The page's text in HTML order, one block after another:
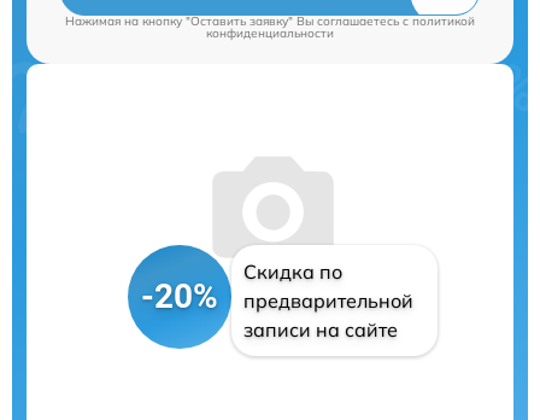
Нажимая на кнопку "Оставить заявку" Вы соглашаетесь cполитикой
конфиденциальности
-20%
Скидка по
предварительной
записи на сайте